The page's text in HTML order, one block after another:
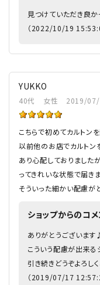
見つけていただき良
（2022/10/19
YUKKO
40代 女性 2019/
こちらで初めてカルトン
以前他のお店でカルトン
あり心配しておりました
ってきれいな状態で届きま
そういった細かい配慮が
ショップからのコメ
ありがとうございます
こういう配慮が出来
引き続きどうぞよろし
（2019/07/17